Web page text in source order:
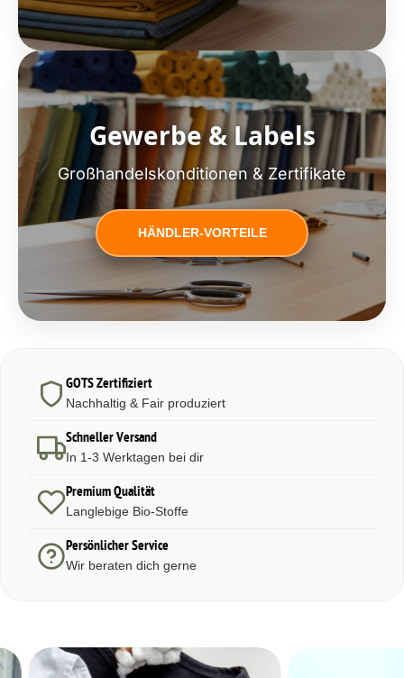
Gewerbe & Labels
Großhandelskonditionen & Zertifikate
HÄNDLER-VORTEILE
GOTS Zertifiziert
Nachhaltig & Fair produziert
Schneller Versand
In 1-3 Werktagen bei dir
Premium Qualität
Langlebige Bio-Stoffe
Persönlicher Service
Wir beraten dich gerne